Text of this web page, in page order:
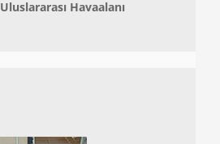
Uluslararası Havaalanı